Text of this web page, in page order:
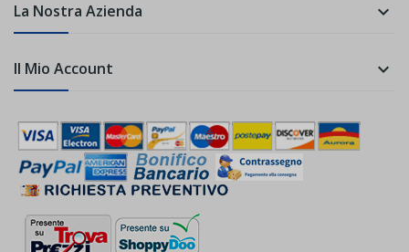
La Nostra Azienda 
Il Mio Account 